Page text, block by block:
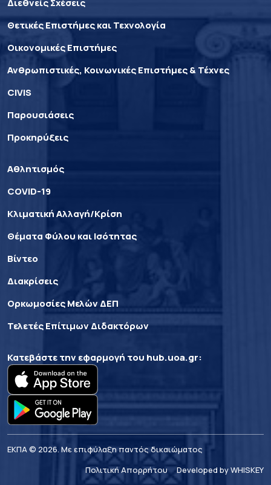
Διεθνείς Σχέσεις
Θετικές Επιστήμες και Τεχνολογία
Οικονομικές Επιστήμες
Ανθρωπιστικές, Κοινωνικές Επιστήμες & Τέχνες
CIVIS
Παρουσιάσεις
Προκηρύξεις
Αθλητισμός
COVID-19
Κλιματική Αλλαγή/Κρίση
Θέματα Φύλου και Ισότητας
Βίντεο
Διακρίσεις
Ορκωμοσίες Μελών ΔΕΠ
Τελετές Επίτιμων Διδακτόρων
Κατεβάστε την εφαρμογή του hub.uoa.gr:
ΕΚΠΑ © 2026. Με επιφύλαξη παντός δικαιώματος
Πολιτική Απορρήτου
Developed by WHISKEY